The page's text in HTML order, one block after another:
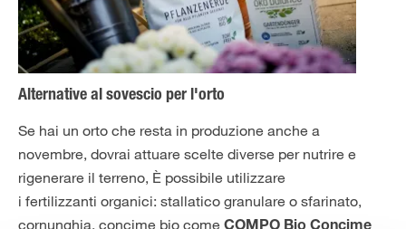
Alternative al sovescio per l'orto
Se hai un orto che resta in produzione anche a
novembre, dovrai attuare scelte diverse per nutrire e
rigenerare il terreno, È possibile utilizzare
i fertilizzanti organici: stallatico granulare o sfarinato,
cornunghia, concime bio come